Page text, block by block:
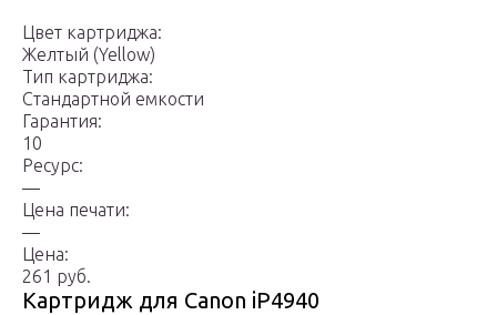
Цвет картриджа:
Желтый (Yellow)
Тип картриджа:
Стандартной емкости
Гарантия:
10
Ресурс:
—
Цена печати:
—
Цена:
261 руб.
Картридж для Canon iP4940